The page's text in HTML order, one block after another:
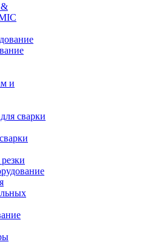
и
сварки